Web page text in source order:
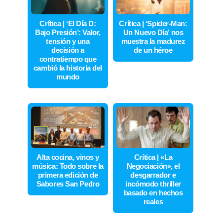
Crítica | ‘El Día D:
Bajo Presión’: Valor,
tensión y una
decisión a
contratiempo que
cambió la historia del
mundo
Crítica | ‘Spider-Man:
Un Nuevo Día’ nos
muestra la madurez
de un héroe
Alta cocina, vinos y
música: Todo sobre la
primera edición de
Sabores San Pedro
Crítica | «La
Negociación», el
desgarrador e
incómodo thriller
basado en hechos
reales